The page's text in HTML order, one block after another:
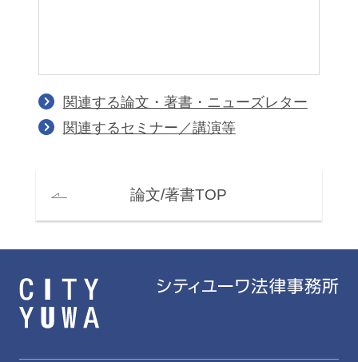
関連する論文・著書・ニューズレター
関連するセミナー／講演等
論文/著書TOP